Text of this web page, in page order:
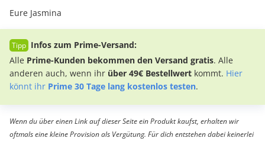
Eure Jasmina
Infos zum Prime-Versand:
Alle Prime-Kunden bekommen den Versand gratis. Alle
anderen auch, wenn ihr über 49€ Bestellwert kommt. Hier
könnt ihr Prime 30 Tage lang kostenlos testen.
Wenn du über einen Link auf dieser Seite ein Produkt kaufst, erhalten wir
oftmals eine kleine Provision als Vergütung. Für dich entstehen dabei keinerlei